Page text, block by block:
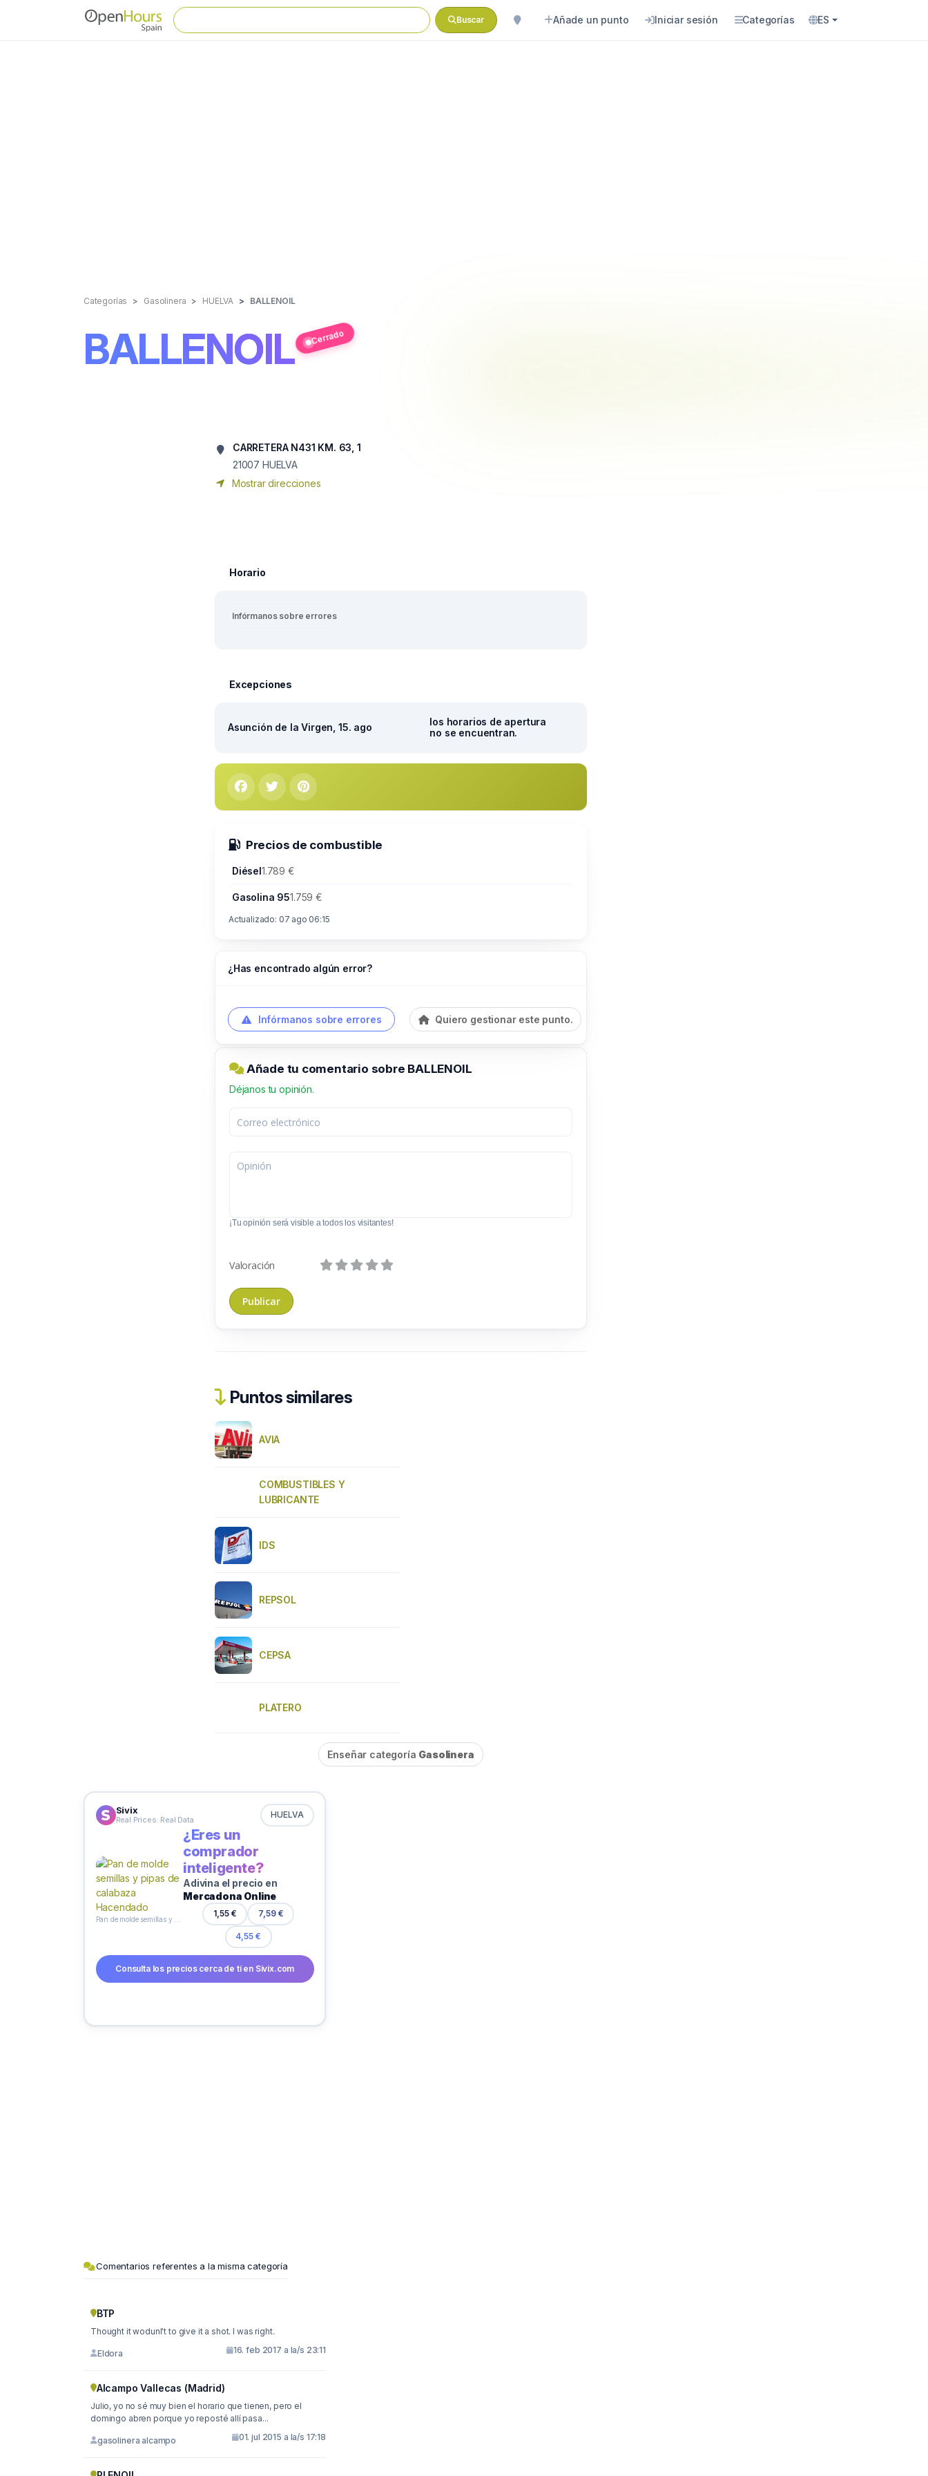
Buscar Añade un punto Iniciar sesión Categorías ES
Categorías Gasolinera HUELVA BALLENOIL
BALLENOIL Cerrado
CARRETERA N431 KM. 63, 1
21007 HUELVA
Mostrar direcciones
Horario
Infórmanos sobre errores
Excepciones
Asunción de la Virgen, 15. ago
los horarios de apertura
no se encuentran.
Precios de combustible
Diésel1.789 €
Gasolina 951.759 €
Actualizado: 07 ago 06:15
¿Has encontrado algún error?
Infórmanos sobre errores Quiero gestionar este punto.
Añade tu comentario sobre BALLENOIL
Déjanos tu opinión.
¡Tu opinión será visible a todos los visitantes!
Valoración
Puntos similares
AVIA
COMBUSTIBLES Y
LUBRICANTE
IDS
REPSOL
CEPSA
PLATERO
Enseñar categoría Gasolinera
Sivix
Real Prices. Real Data HUELVA
¿Eres un
comprador
inteligente?
Adivina el precio en
Mercadona Online
1,55 € 7,59 €
4,55 €
Consulta los precios cerca de ti en Sivix.com
Comentarios referentes a la misma categoría
BTP
Thought it wodunl't to give it a shot. I was right.
Eldora 16. feb 2017 a la/s 23:11
Alcampo Vallecas (Madrid)
Julio, yo no sé muy bien el horario que tienen, pero el
domingo abren porque yo reposté allí pasa...
gasolinera alcampo 01. jul 2015 a la/s 17:18